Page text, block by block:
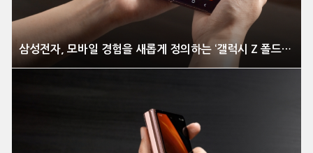
삼성전자, 모바일 경험을 새롭게 정의하는 ‘갤럭시 Z 폴드2’ 전격 공개